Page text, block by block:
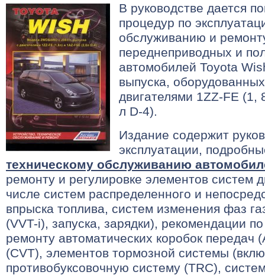
В руководстве дается
процедур по
обслуживанию и
переднеприводных и
автомобилей Toyota
выпуска,
двигателями 1ZZ-FE (1,
л D-4).
Издание содержит
эксплуатации,
техническому обслуживанию
ремонту и регулировке элементов систем
числе систем распределенного и
впрыска топлива, систем изменения фаз
(VVT-i), запуска, зарядки), рекомендации
ремонту автоматических коробок передач
(CVT), элементов тормозной системы
противобуксовочную систему (TRC),